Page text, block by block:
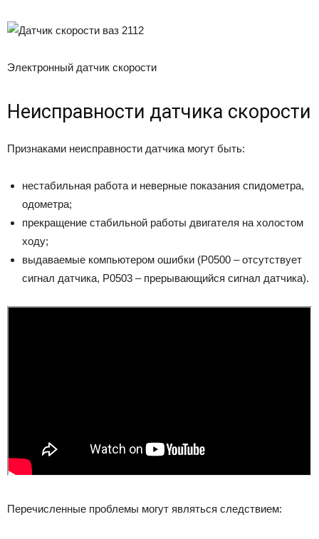
Электронный датчик скорости
Неисправности датчика скорости
Признаками неисправности датчика могут быть:
нестабильная работа и неверные показания спидометра,
одометра;
прекращение стабильной работы двигателя на холостом
ходу;
выдаваемые компьютером ошибки (Р0500 – отсутствует
сигнал датчика, Р0503 – прерывающийся сигнал датчика).
Перечисленные проблемы могут являться следствием: